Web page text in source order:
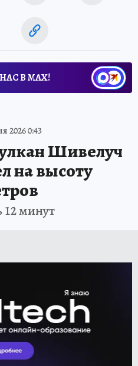
В МАХ!
2026 0:43
Шивелуч
на высоту
12 минут